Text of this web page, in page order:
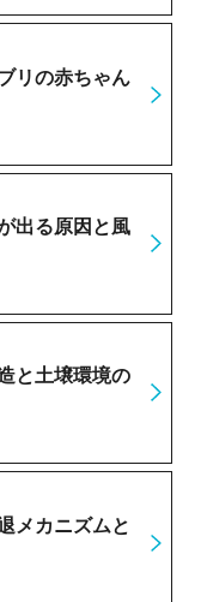
リの赤ちゃん
出る原因と風
と土壌環境の
メカニズムと